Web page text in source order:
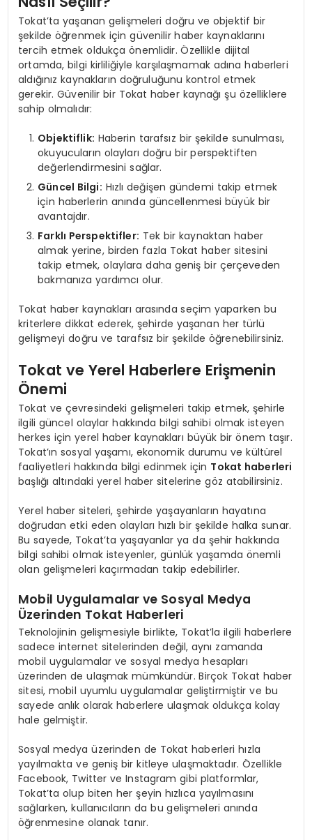
Tokat’ta yaşanan gelişmeleri doğru ve objektif bir
şekilde öğrenmek için güvenilir haber kaynaklarını
tercih etmek oldukça önemlidir. Özellikle dijital
ortamda, bilgi kirliliğiyle karşılaşmamak adına haberleri
aldığınız kaynakların doğruluğunu kontrol etmek
gerekir. Güvenilir bir Tokat haber kaynağı şu özelliklere
sahip olmalıdır:
Objektiflik: Haberin tarafsız bir şekilde sunulması,
okuyucuların olayları doğru bir perspektiften
değerlendirmesini sağlar.
Güncel Bilgi: Hızlı değişen gündemi takip etmek
için haberlerin anında güncellenmesi büyük bir
avantajdır.
Farklı Perspektifler: Tek bir kaynaktan haber
almak yerine, birden fazla Tokat haber sitesini
takip etmek, olaylara daha geniş bir çerçeveden
bakmanıza yardımcı olur.
Tokat haber kaynakları arasında seçim yaparken bu
kriterlere dikkat ederek, şehirde yaşanan her türlü
gelişmeyi doğru ve tarafsız bir şekilde öğrenebilirsiniz.
Tokat ve Yerel Haberlere Erişmenin
Önemi
Tokat ve çevresindeki gelişmeleri takip etmek, şehirle
ilgili güncel olaylar hakkında bilgi sahibi olmak isteyen
herkes için yerel haber kaynakları büyük bir önem taşır.
Tokat’ın sosyal yaşamı, ekonomik durumu ve kültürel
faaliyetleri hakkında bilgi edinmek için Tokat haberleri
başlığı altındaki yerel haber sitelerine göz atabilirsiniz.
Yerel haber siteleri, şehirde yaşayanların hayatına
doğrudan etki eden olayları hızlı bir şekilde halka sunar.
Bu sayede, Tokat’ta yaşayanlar ya da şehir hakkında
bilgi sahibi olmak isteyenler, günlük yaşamda önemli
olan gelişmeleri kaçırmadan takip edebilirler.
Mobil Uygulamalar ve Sosyal Medya
Üzerinden Tokat Haberleri
Teknolojinin gelişmesiyle birlikte, Tokat’la ilgili haberlere
sadece internet sitelerinden değil, aynı zamanda
mobil uygulamalar ve sosyal medya hesapları
üzerinden de ulaşmak mümkündür. Birçok Tokat haber
sitesi, mobil uyumlu uygulamalar geliştirmiştir ve bu
sayede anlık olarak haberlere ulaşmak oldukça kolay
hale gelmiştir.
Sosyal medya üzerinden de Tokat haberleri hızla
yayılmakta ve geniş bir kitleye ulaşmaktadır. Özellikle
Facebook, Twitter ve Instagram gibi platformlar,
Tokat’ta olup biten her şeyin hızlıca yayılmasını
sağlarken, kullanıcıların da bu gelişmeleri anında
öğrenmesine olanak tanır.